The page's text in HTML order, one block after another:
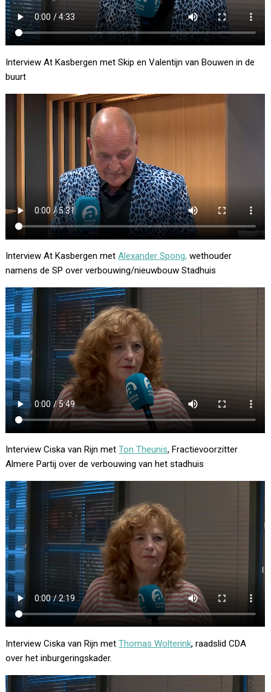
Interview At Kasbergen met Skip en Valentijn van Bouwen in de
buurt
Interview At Kasbergen metAlexander Spong, wethouder
namens de SP over verbouwing/nieuwbouw Stadhuis
Interview Ciska van Rijn metTon Theunis, Fractievoorzitter
Almere Partij over de verbouwing van het stadhuis
Interview Ciska van Rijn metThomas Wolterink, raadslid CDA
over het inburgeringskader.